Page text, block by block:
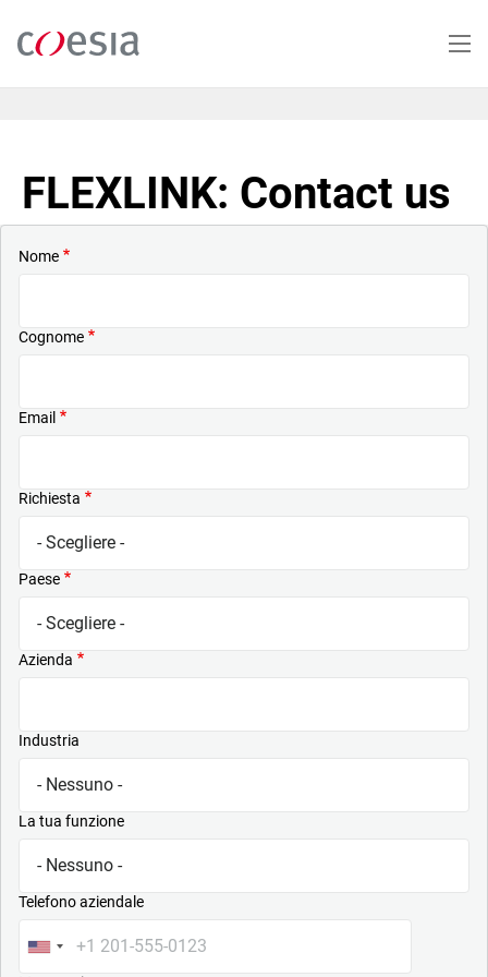
contenuto
FLEXLINK: Contact us
Nome
Cognome
Email
Richiesta
Paese
Azienda
Industria
La tua funzione
Telefono aziendale